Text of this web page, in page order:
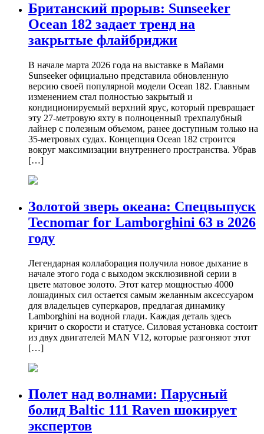
Британский прорыв: Sunseeker
Ocean 182 задает тренд на
закрытые флайбриджи
В начале марта 2026 года на выставке в Майами
Sunseeker официально представила обновленную
версию своей популярной модели Ocean 182. Главным
изменением стал полностью закрытый и
кондиционируемый верхний ярус, который превращает
эту 27-метровую яхту в полноценный трехпалубный
лайнер с полезным объемом, ранее доступным только на
35-метровых судах. Концепция Ocean 182 строится
вокруг максимизации внутреннего пространства. Убрав
[…]
Золотой зверь океана: Спецвыпуск
Tecnomar for Lamborghini 63 в 2026
году
Легендарная коллаборация получила новое дыхание в
начале этого года с выходом эксклюзивной серии в
цвете матовое золото. Этот катер мощностью 4000
лошадиных сил остается самым желанным аксессуаром
для владельцев суперкаров, предлагая динамику
Lamborghini на водной глади. Каждая деталь здесь
кричит о скорости и статусе. Силовая установка состоит
из двух двигателей MAN V12, которые разгоняют этот
[…]
Полет над волнами: Парусный
болид Baltic 111 Raven шокирует
экспертов